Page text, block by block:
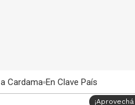
Cardama En Clave País